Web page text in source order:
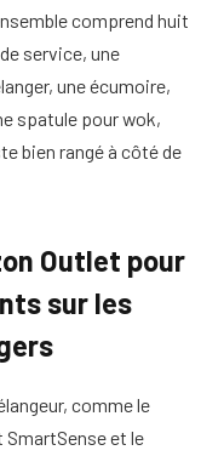
comprend huit
service, une
une écumoire,
spatule pour wok,
bien rangé à côté de
Outlet pour
sur les
comme le
SmartSense et le